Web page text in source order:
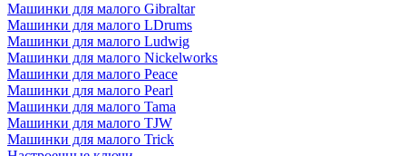
Машинки для малого Gibraltar
Машинки для малого LDrums
Машинки для малого Ludwig
Машинки для малого Nickelworks
Машинки для малого Peace
Машинки для малого Pearl
Машинки для малого Tama
Машинки для малого TJW
Машинки для малого Trick